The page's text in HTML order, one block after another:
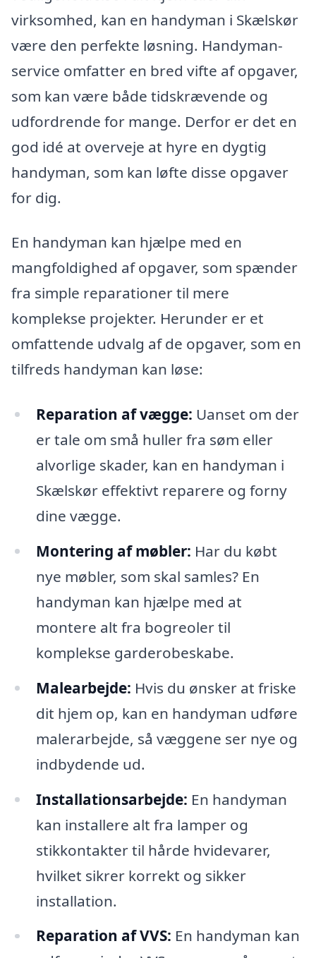
virksomhed, kan en handyman i Skælskør
være den perfekte løsning. Handyman-
service omfatter en bred vifte af opgaver,
som kan være både tidskrævende og
udfordrende for mange. Derfor er det en
god idé at overveje at hyre en dygtig
handyman, som kan løfte disse opgaver
for dig.
En handyman kan hjælpe med en
mangfoldighed af opgaver, som spænder
fra simple reparationer til mere
komplekse projekter. Herunder er et
omfattende udvalg af de opgaver, som en
tilfreds handyman kan løse:
Reparation af vægge: Uanset om der
er tale om små huller fra søm eller
alvorlige skader, kan en handyman i
Skælskør effektivt reparere og forny
dine vægge.
Montering af møbler: Har du købt
nye møbler, som skal samles? En
handyman kan hjælpe med at
montere alt fra bogreoler til
komplekse garderobeskabe.
Malearbejde: Hvis du ønsker at friske
dit hjem op, kan en handyman udføre
malerarbejde, så væggene ser nye og
indbydende ud.
Installationsarbejde: En handyman
kan installere alt fra lamper og
stikkontakter til hårde hvidevarer,
hvilket sikrer korrekt og sikker
installation.
Reparation af VVS: En handyman kan